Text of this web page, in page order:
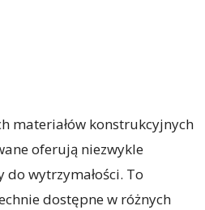
materiałów konstrukcyjnych
oferują niezwykle
do wytrzymałości. To
dostępne w różnych